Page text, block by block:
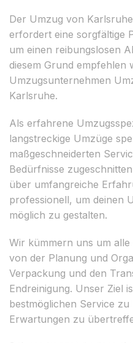
Der Umzug von
erfordert eine sorgfältige
um einen reibungslosen
diesem Grund empfehlen
Umzugsunternehmen
Karlsruhe.
Als erfahrene
langstreckige Umzüge
maßgeschneiderten
Bedürfnisse
über umfangreiche
professionell, um deinen
möglich zu gestalten.
Wir kümmern uns um alle
von der Planung und
Verpackung und den
Endreinigung. Unser Ziel
bestmöglichen Service zu
Erwartungen zu